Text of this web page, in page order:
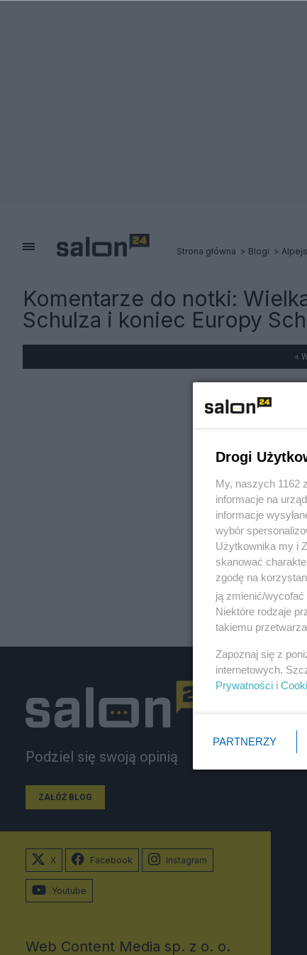
Strona główna Blogi
Komentarze do notki:
Schulza i koniec Europy
«
Podziel się swoją opinią
ZAŁÓŻ BLOG
X Facebook Instagram
Youtube
Web Content Media sp. z o. o.
Drogi
My, naszych 1162
informacje na
informacje
wybór
Użytkownika my i
skanować
zgodę na
ją zmienić/
Niektóre rodzaje
takiemu
Zapoznaj się z
internetowych.
Prywatności i
PARTNERZY